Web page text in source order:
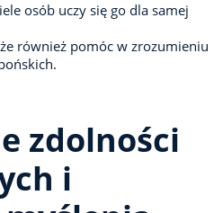
osób uczy się go dla samej
również pomóc w zrozumieniu
zdolności
i